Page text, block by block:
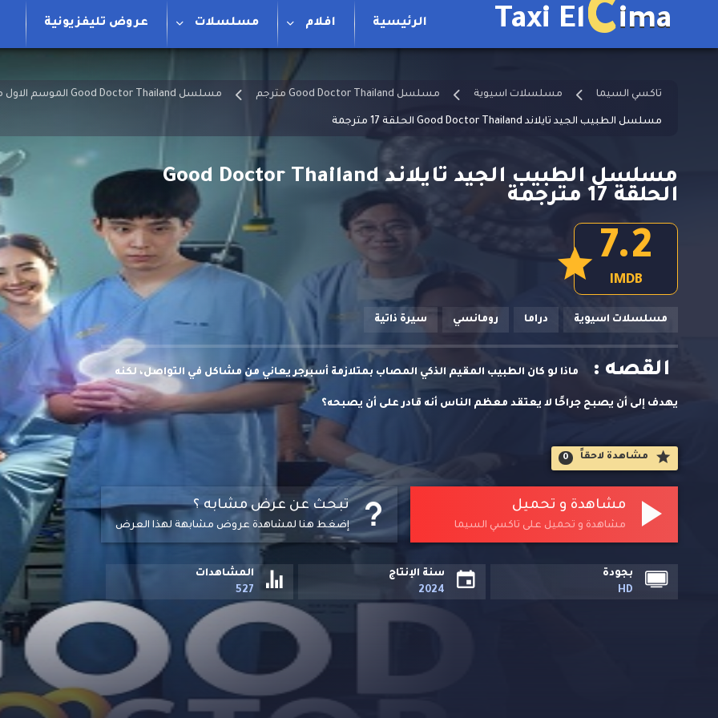
Taxi ElCima الرئيسية افلام مسلسلات عروض تليفزيونية
تاكسي السيما مسلسلات اسيوية مسلسل Good Doctor Thailand مترجم مسلسل Good Doctor Thailand الموسم الاول مترجم
مسلسل الطبيب الجيد تايلاند Good Doctor Thailand الحلقة 17 مترجمة
مسلسل الطبيب الجيد تايلاند Good Doctor Thailand
الحلقة 17 مترجمة
IMDB
7.2
مسلسلات اسيوية دراما رومانسي سيرة ذاتية
القصه : ماذا لو كان الطبيب المقيم الذكي المصاب بمتلازمة أسبرجر يعاني من مشاكل في التواصل، لكنه
يهدف إلى أن يصبح جراحًا لا يعتقد معظم الناس أنه قادر على أن يصبحه؟
مشاهدة لاحقاََ 0
تبحث عن عرض مشابه ؟
إضغط هنا لمشاهدة عروض مشابهة لهذا العرض
مشاهدة و تحميل
مشاهدة و تحميل على تاكسي السيما
بجودة
HD
سنة الإنتاج
2024
المشاهدات
527